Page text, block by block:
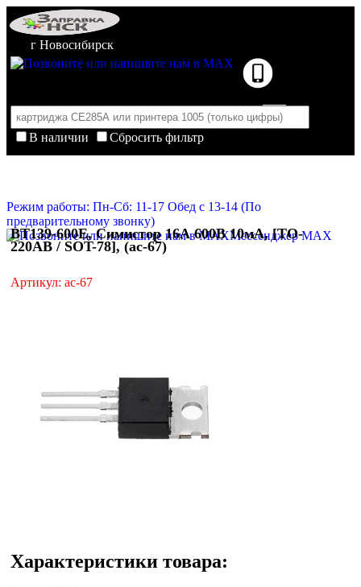
г Новосибирск
В наличии
Сбросить фильтр
Корзина пуста
Режим работы: Пн-Сб: 11-17 Обед с 13-14 (По
предварительному звонку)
Мессенджер MAX
BT139-600E, Симистор 16А 600В 10мА, [TO-
220AB / SOT-78], (ac-67)
Артикул: ac-67
Характеристики товара: